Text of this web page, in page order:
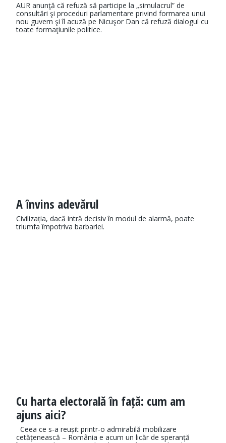
AUR anunţă că refuză să participe la „simulacrul” de
consultări şi proceduri parlamentare privind formarea unui
nou guvern şi îl acuză pe Nicuşor Dan că refuză dialogul cu
toate formaţiunile politice.
A învins adevărul
Civilizația, dacă intră decisiv în modul de alarmă, poate
triumfa împotriva barbariei.
Cu harta electorală în față: cum am
ajuns aici?
Ceea ce s-a reușit printr-o admirabilă mobilizare
cetățenească – România e acum un licăr de speranță